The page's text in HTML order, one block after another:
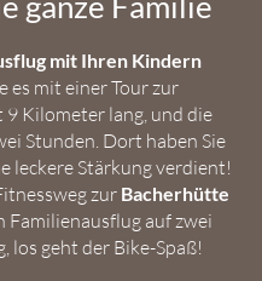
mit Ihren Kindern
es mit einer Tour zur
9 Kilometer lang, und die
Stunden. Dort haben Sie
leckere Stärkung verdient!
zur Bacherhütte
Familienausflug auf zwei
los geht der Bike-Spaß!